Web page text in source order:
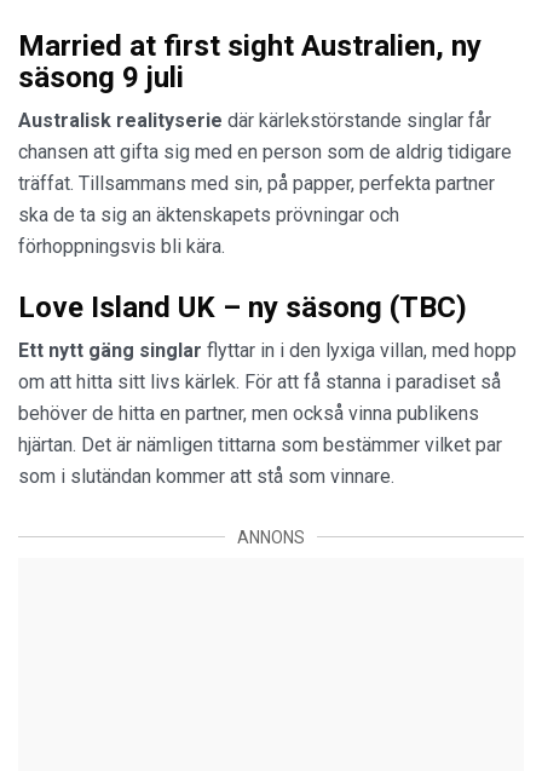
Married at first sight Australien, ny
säsong 9 juli
Australisk realityserie där kärlekstörstande singlar får
chansen att gifta sig med en person som de aldrig tidigare
träffat. Tillsammans med sin, på papper, perfekta partner
ska de ta sig an äktenskapets prövningar och
förhoppningsvis bli kära.
Love Island UK – ny säsong (TBC)
Ett nytt gäng singlar flyttar in i den lyxiga villan, med hopp
om att hitta sitt livs kärlek. För att få stanna i paradiset så
behöver de hitta en partner, men också vinna publikens
hjärtan. Det är nämligen tittarna som bestämmer vilket par
som i slutändan kommer att stå som vinnare.
ANNONS